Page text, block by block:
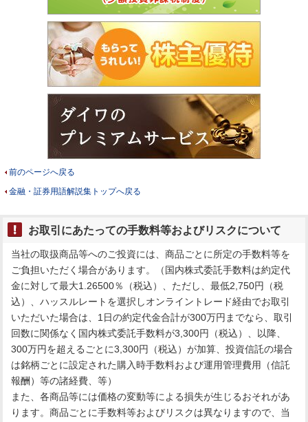
前のページへ戻る
金融・証券用語解説集トップへ戻る
お取引にあたっての手数料等およびリスクについて
当社の取扱商品等へのご投資には、商品ごとに所定の手数料等を
ご負担いただく場合があります。（国内株式委託手数料は約定代
金に対して最大1.26500％（税込）、ただし、最低2,750円（税
込）、ハッスルレートを選択しオンライントレード経由でお取引
いただいた場合は、1日の約定代金合計が300万円までなら、取引
回数に関係なく国内株式委託手数料が3,300円（税込）、以降、
300万円を超えるごとに3,300円（税込）が加算、投資信託の場合
は銘柄ごとに設定された購入時手数料および運用管理費用（信託
報酬）等の諸経費、等）
また、各商品等には価格の変動等による損失が生じるおそれがあ
ります。商品ごとに手数料等およびリスクは異なりますので、当